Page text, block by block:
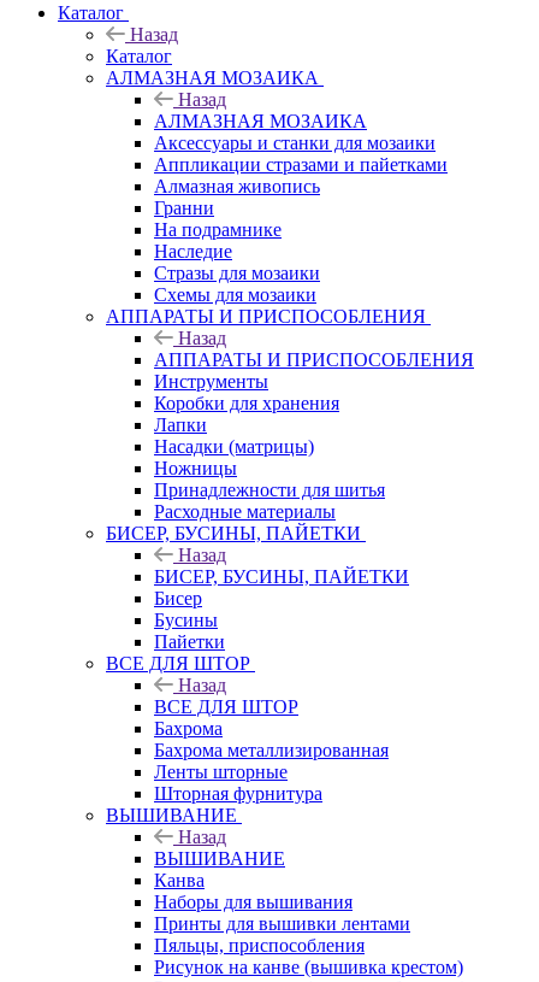
Каталог
Назад
Каталог
АЛМАЗНАЯ МОЗАИКА
Назад
АЛМАЗНАЯ МОЗАИКА
Аксессуары и станки для мозаики
Аппликации стразами и пайетками
Алмазная живопись
Гранни
На подрамнике
Наследие
Стразы для мозаики
Схемы для мозаики
АППАРАТЫ И ПРИСПОСОБЛЕНИЯ
Назад
АППАРАТЫ И ПРИСПОСОБЛЕНИЯ
Инструменты
Коробки для хранения
Лапки
Насадки (матрицы)
Ножницы
Принадлежности для шитья
Расходные материалы
БИСЕР, БУСИНЫ, ПАЙЕТКИ
Назад
БИСЕР, БУСИНЫ, ПАЙЕТКИ
Бисер
Бусины
Пайетки
ВСЕ ДЛЯ ШТОР
Назад
ВСЕ ДЛЯ ШТОР
Бахрома
Бахрома металлизированная
Ленты шторные
Шторная фурнитура
ВЫШИВАНИЕ
Назад
ВЫШИВАНИЕ
Канва
Наборы для вышивания
Принты для вышивки лентами
Пяльцы, приспособления
Рисунок на канве (вышивка крестом)